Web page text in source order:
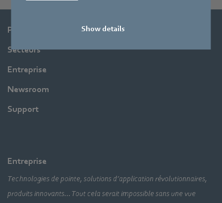
Show details
Produits
Secteurs
Entreprise
Newsroom
Support
Entreprise
Technologies de pointe, solutions d’application révolutionnaires,
produits innovants… Tout cela serait impossible sans une vue